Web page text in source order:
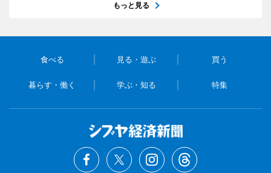
もっと見る
食べる 見る・遊ぶ 買う
暮らす・働く 学ぶ・知る 特集